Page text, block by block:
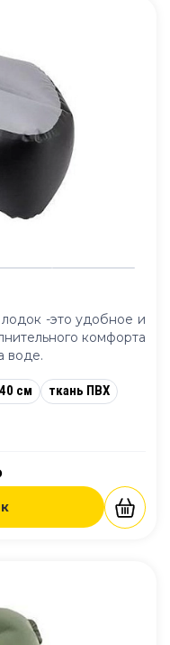
-это удобное и
комфорта
воде.
см ткань ПВХ